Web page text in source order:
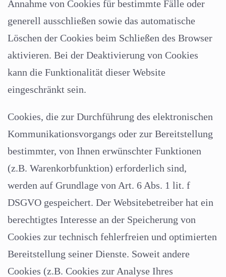
Annahme von Cookies für bestimmte Fälle oder
generell ausschließen sowie das automatische
Löschen der Cookies beim Schließen des Browser
aktivieren. Bei der Deaktivierung von Cookies
kann die Funktionalität dieser Website
eingeschränkt sein.
Cookies, die zur Durchführung des elektronischen
Kommunikationsvorgangs oder zur Bereitstellung
bestimmter, von Ihnen erwünschter Funktionen
(z.B. Warenkorbfunktion) erforderlich sind,
werden auf Grundlage von Art. 6 Abs. 1 lit. f
DSGVO gespeichert. Der Websitebetreiber hat ein
berechtigtes Interesse an der Speicherung von
Cookies zur technisch fehlerfreien und optimierten
Bereitstellung seiner Dienste. Soweit andere
Cookies (z.B. Cookies zur Analyse Ihres